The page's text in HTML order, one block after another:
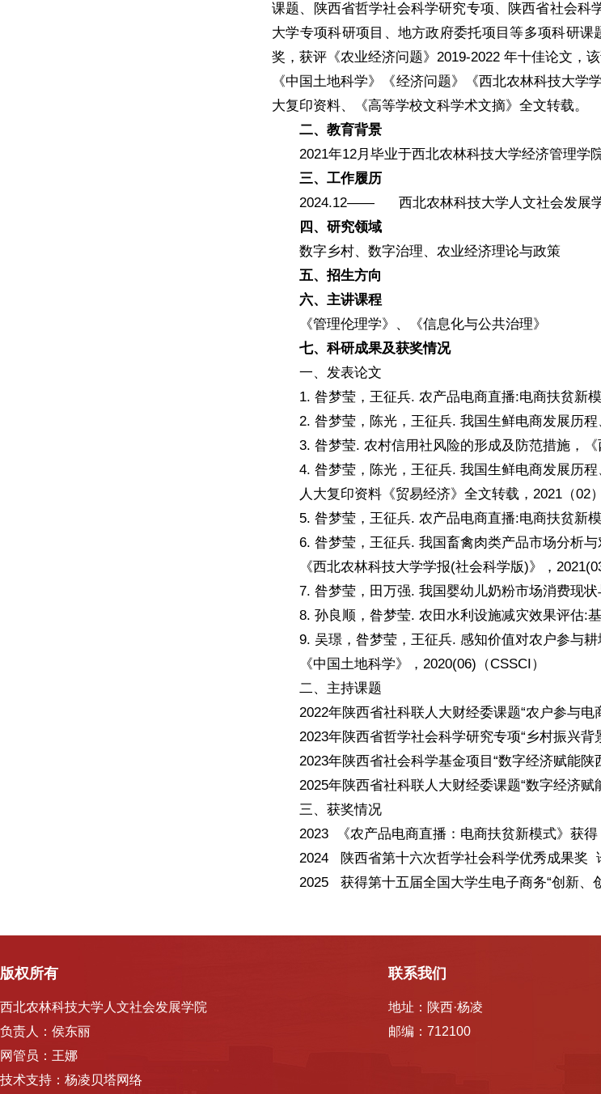
课题、陕西省哲学社会科学研究专项、陕西省社会
大学专项科研项目、地方政府委托项目等多项科研
奖，获评《农业经济问题》2019-2022 年十佳论文，
《中国土地科学》《经济问题》《西北农林科技大
大复印资料、《高等学校文科学术文摘》全文转载。
二、教育背景
2021年12月毕业于西北农林科技大学经济管理学
三、工作履历
2024.12—— 西北农林科技大学人文社会发展
四、研究领域
数字乡村、数字治理、农业经济理论与政策
五、招生方向
六、主讲课程
《管理伦理学》、《信息化与公共治理》
七、科研成果及获奖情况
一、发表论文
1. 昝梦莹，王征兵. 农产品电商直播:电商扶贫新
2. 昝梦莹，陈光，王征兵. 我国生鲜电商发展历
3. 昝梦莹. 农村信用社风险的形成及防范措施，
4. 昝梦莹，陈光，王征兵. 我国生鲜电商发展历程
人大复印资料《贸易经济》全文转载，2021（02）
5. 昝梦莹，王征兵. 农产品电商直播:电商扶贫新
6. 昝梦莹，王征兵. 我国畜禽肉类产品市场分析与
《西北农林科技大学学报(社会科学版)》，
7. 昝梦莹，田万强. 我国婴幼儿奶粉市场消费现
8. 孙良顺，昝梦莹. 农田水利设施减灾效果评估:
9. 吴璟，昝梦莹，王征兵. 感知价值对农户参与
《中国土地科学》，2020(06)（CSSCI）
二、主持课题
2022年陕西省社科联人大财经委课题“农户参与电
2023年陕西省哲学社会科学研究专项“乡村振兴背
2023年陕西省社会科学基金项目“数字经济赋能
2025年陕西省社科联人大财经委课题“数字经济
三、获奖情况
2023 《农产品电商直播：电商扶贫新模式》获
2024 陕西省第十六次哲学社会科学优秀成果奖
2025 获得第十五届全国大学生电子商务“创新、
版权所有
西北农林科技大学人文社会发展学院
负责人：侯东丽
网管员：王娜
技术支持：杨凌贝塔网络
联系我们
地址：陕西·杨凌
邮编：712100